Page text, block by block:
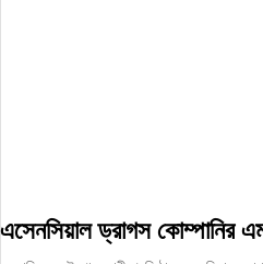
এসেনসিয়াল ড্রাগস কোম্পানির